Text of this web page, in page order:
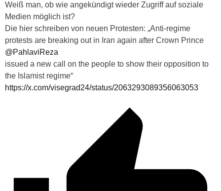
Weiß man, ob wie angekündigt wieder Zugriff auf soziale
Medien möglich ist?
Die hier schreiben von neuen Protesten: „Anti-regime
protests are breaking out in Iran again after Crown Prince
@PahlaviReza
issued a new call on the people to show their opposition to
the Islamist regime“
https://x.com/visegrad24/status/2063293089356063053